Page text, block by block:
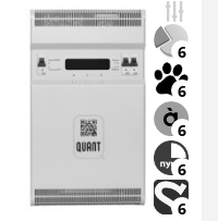
6
6
6
6
6